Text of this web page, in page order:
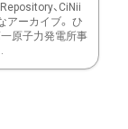
Repository、CiNii
アーカイブ。 ひ
原子力発電所事